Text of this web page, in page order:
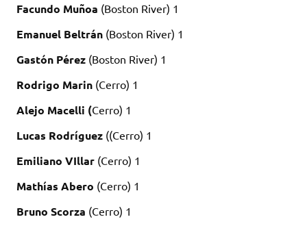
Facundo Muñoa (Boston River) 1
Emanuel Beltrán (Boston River) 1
Gastón Pérez (Boston River) 1
Rodrigo Marin (Cerro) 1
Alejo Macelli (Cerro) 1
Lucas Rodríguez ((Cerro) 1
Emiliano VIllar (Cerro) 1
Mathías Abero (Cerro) 1
Bruno Scorza (Cerro) 1